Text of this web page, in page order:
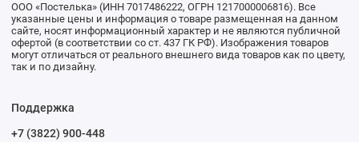
ООО «Постелька» (ИНН 7017486222, ОГРН 1217000006816). Все
указанные цены и информация о товаре размещенная на данном
сайте, носят информационный характер и не являются публичной
офертой (в соответствии со ст. 437 ГК РФ). Изображения товаров
могут отличаться от реального внешнего вида товаров как по цвету,
так и по дизайну.
Поддержка
+7 (3822) 900-448